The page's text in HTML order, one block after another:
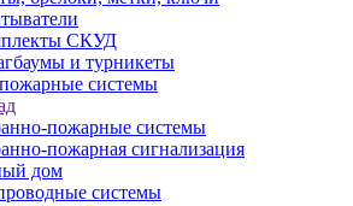
СКУД
и турникеты
системы
пожарные системы
пожарная сигнализация
дом
системы